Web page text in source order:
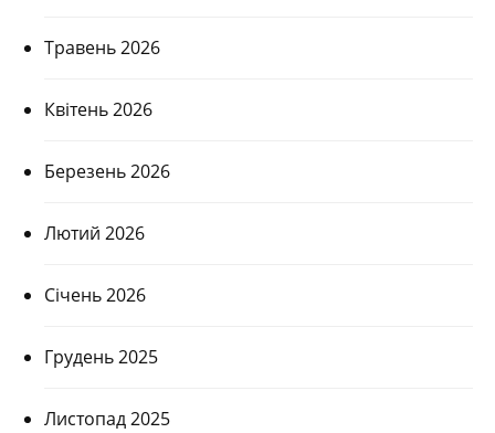
Травень 2026
Квітень 2026
Березень 2026
Лютий 2026
Січень 2026
Грудень 2025
Листопад 2025